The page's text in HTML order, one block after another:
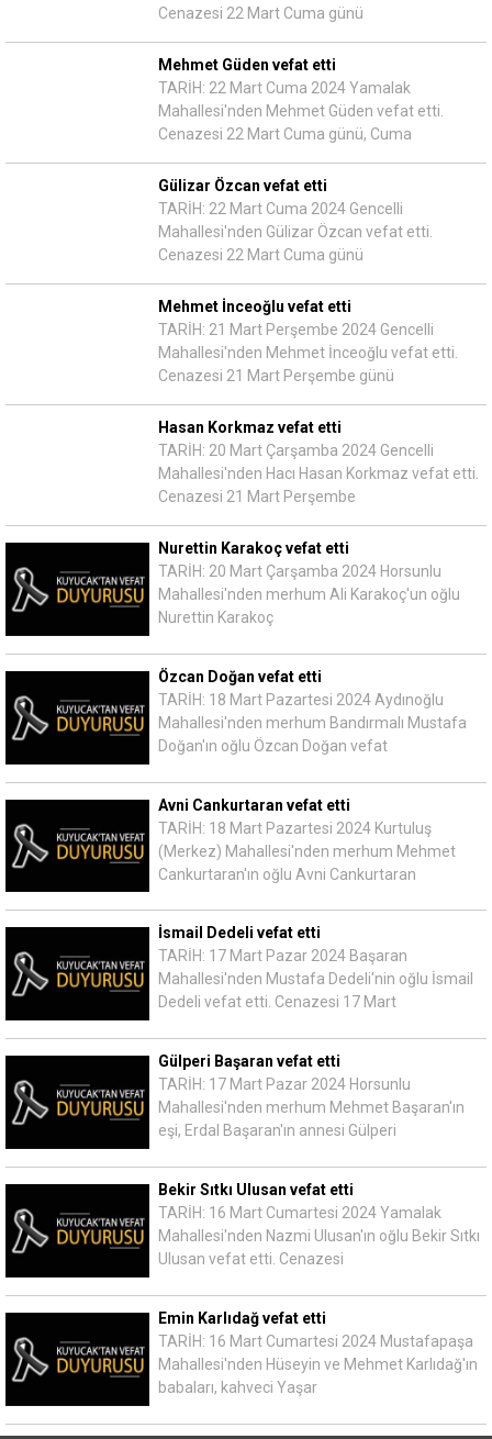
Cenazesi 22 Mart Cuma günü
Mehmet Güden vefat etti
TARİH: 22 Mart Cuma 2024 Yamalak
Mahallesi'nden Mehmet Güden vefat etti.
Cenazesi 22 Mart Cuma günü, Cuma
Gülizar Özcan vefat etti
TARİH: 22 Mart Cuma 2024 Gencelli
Mahallesi'nden Gülizar Özcan vefat etti.
Cenazesi 22 Mart Cuma günü
Mehmet İnceoğlu vefat etti
TARİH: 21 Mart Perşembe 2024 Gencelli
Mahallesi'nden Mehmet İnceoğlu vefat etti.
Cenazesi 21 Mart Perşembe günü
Hasan Korkmaz vefat etti
TARİH: 20 Mart Çarşamba 2024 Gencelli
Mahallesi'nden Hacı Hasan Korkmaz vefat etti.
Cenazesi 21 Mart Perşembe
Nurettin Karakoç vefat etti
TARİH: 20 Mart Çarşamba 2024 Horsunlu
Mahallesi'nden merhum Ali Karakoç'un oğlu
Nurettin Karakoç
Özcan Doğan vefat etti
TARİH: 18 Mart Pazartesi 2024 Aydınoğlu
Mahallesi'nden merhum Bandırmalı Mustafa
Doğan'ın oğlu Özcan Doğan vefat
Avni Cankurtaran vefat etti
TARİH: 18 Mart Pazartesi 2024 Kurtuluş
(Merkez) Mahallesi'nden merhum Mehmet
Cankurtaran'ın oğlu Avni Cankurtaran
İsmail Dedeli vefat etti
TARİH: 17 Mart Pazar 2024 Başaran
Mahallesi'nden Mustafa Dedeli'nin oğlu İsmail
Dedeli vefat etti. Cenazesi 17 Mart
Gülperi Başaran vefat etti
TARİH: 17 Mart Pazar 2024 Horsunlu
Mahallesi'nden merhum Mehmet Başaran'ın
eşi, Erdal Başaran'ın annesi Gülperi
Bekir Sıtkı Ulusan vefat etti
TARİH: 16 Mart Cumartesi 2024 Yamalak
Mahallesi'nden Nazmi Ulusan'ın oğlu Bekir Sıtkı
Ulusan vefat etti. Cenazesi
Emin Karlıdağ vefat etti
TARİH: 16 Mart Cumartesi 2024 Mustafapaşa
Mahallesi'nden Hüseyin ve Mehmet Karlıdağ'ın
babaları, kahveci Yaşar